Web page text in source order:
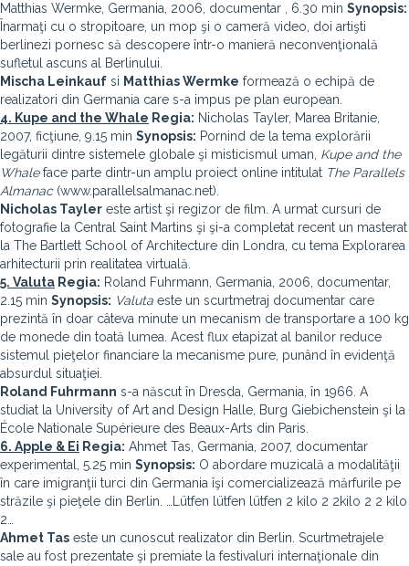
Matthias Wermke, Germania, 2006, documentar , 6.30 min Synopsis:
Înarmaţi cu o stropitoare, un mop şi o cameră video, doi artişti
berlinezi pornesc să descopere într-o manieră neconvenţională
sufletul ascuns al Berlinului.
Mischa Leinkauf si Matthias Wermke formează o echipă de
realizatori din Germania care s-a impus pe plan european.
4. Kupe and the Whale Regia: Nicholas Tayler, Marea Britanie,
2007, ficţiune, 9.15 min Synopsis: Pornind de la tema explorării
legăturii dintre sistemele globale şi misticismul uman, Kupe and the
Whaleface parte dintr-un amplu proiect online intitulat The Parallels
Almanac(www.parallelsalmanac.net).
Nicholas Tayler este artist şi regizor de film. A urmat cursuri de
fotografie la Central Saint Martins şi şi-a completat recent un masterat
la The Bartlett School of Architecture din Londra, cu tema Explorarea
arhitecturii prin realitatea virtuală.
5. Valuta Regia: Roland Fuhrmann, Germania, 2006, documentar,
2.15 min Synopsis: Valuta este un scurtmetraj documentar care
prezintă în doar câteva minute un mecanism de transportare a 100 kg
de monede din toată lumea. Acest flux etapizat al banilor reduce
sistemul pieţelor financiare la mecanisme pure, punând în evidenţă
absurdul situaţiei.
Roland Fuhrmann s-a născut în Dresda, Germania, în 1966. A
studiat la University of Art and Design Halle, Burg Giebichenstein şi la
École Nationale Supérieure des Beaux-Arts din Paris.
6. Apple & Ei Regia: Ahmet Tas, Germania, 2007, documentar
experimental, 5.25 min Synopsis: O abordare muzicală a modalităţii
în care imigranţii turci din Germania îşi comercializează mărfurile pe
străzile şi pieţele din Berlin. …Lütfen lütfen lütfen 2 kilo 2 2kilo 2 2 kilo
2…
Ahmet Tas este un cunoscut realizator din Berlin. Scurtmetrajele
sale au fost prezentate şi premiate la festivaluri internaţionale din